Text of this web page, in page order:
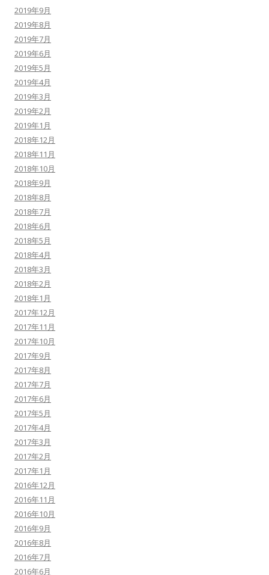
2019年9月
2019年8月
2019年7月
2019年6月
2019年5月
2019年4月
2019年3月
2019年2月
2019年1月
2018年12月
2018年11月
2018年10月
2018年9月
2018年8月
2018年7月
2018年6月
2018年5月
2018年4月
2018年3月
2018年2月
2018年1月
2017年12月
2017年11月
2017年10月
2017年9月
2017年8月
2017年7月
2017年6月
2017年5月
2017年4月
2017年3月
2017年2月
2017年1月
2016年12月
2016年11月
2016年10月
2016年9月
2016年8月
2016年7月
2016年6月